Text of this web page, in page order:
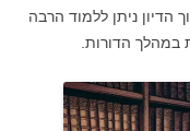
הדיון ניתן ללמוד הרבה
במהלך הדורות.